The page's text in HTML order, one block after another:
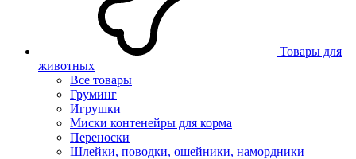
Товары для
животных
Все товары
Груминг
Игрушки
Миски контенейры для корма
Переноски
Шлейки, поводки, ошейники, намордники